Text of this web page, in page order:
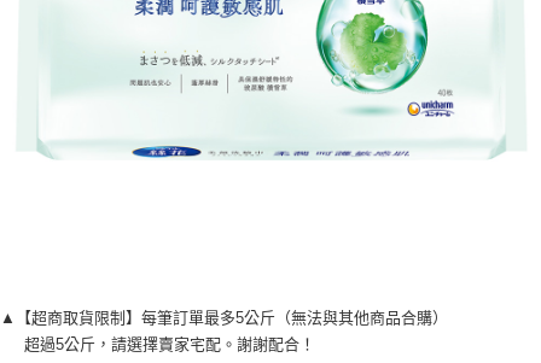
▲【超商取貨限制】每筆訂單最多5公斤（無法與其他商品合購）
超過5公斤，請選擇賣家宅配。謝謝配合！